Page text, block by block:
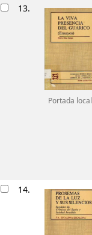
13.
Portada local
14.